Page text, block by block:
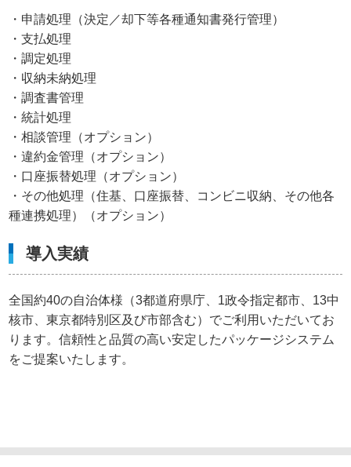
・申請処理（決定／却下等各種通知書発行管理）
・支払処理
・調定処理
・収納未納処理
・調査書管理
・統計処理
・相談管理（オプション）
・違約金管理（オプション）
・口座振替処理（オプション）
・その他処理（住基、口座振替、コンビニ収納、その他各
種連携処理）（オプション）
導入実績
全国約40の自治体様（3都道府県庁、1政令指定都市、13中
核市、東京都特別区及び市部含む）でご利用いただいてお
ります。信頼性と品質の高い安定したパッケージシステム
をご提案いたします。